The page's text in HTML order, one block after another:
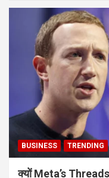
BUSINESS TRENDING
क्यों Meta’s